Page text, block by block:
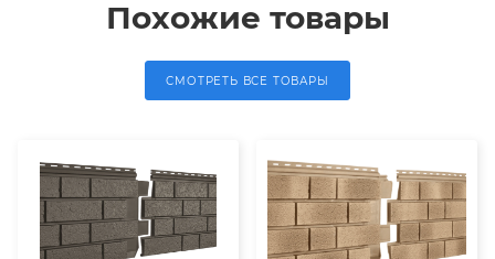
Похожие товары
СМОТРЕТЬ ВСЕ ТОВАРЫ